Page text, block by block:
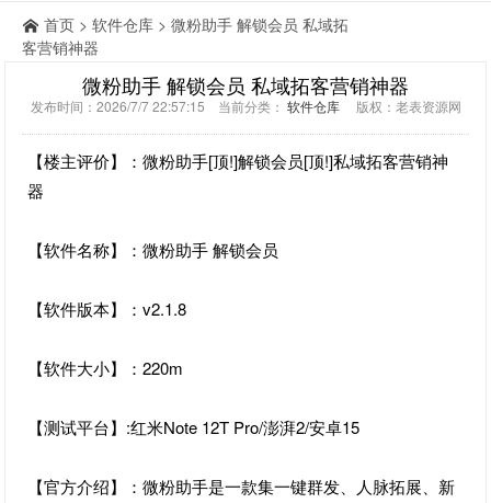
首页 > 软件仓库 > 微粉助手 解锁会员 私域拓
客营销神器
微粉助手 解锁会员 私域拓客营销神器
发布时间：2026/7/7 22:57:15 当前分类： 软件仓库版权：老表资源网
【楼主评价】：微粉助手[顶!]解锁会员[顶!]私域拓客营销神
器
【软件名称】：微粉助手 解锁会员
【软件版本】：v2.1.8
【软件大小】：220m
【测试平台】:红米Note 12T Pro/澎湃2/安卓15
【官方介绍】：微粉助手是一款集一键群发、人脉拓展、新